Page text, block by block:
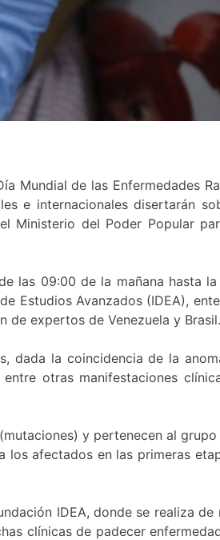
Mundial de las Enfermedades
e internacionales disertarán
Ministerio del Poder Popular
las 09:00 de la mañana hasta
Estudios Avanzados (IDEA),
de expertos de Venezuela y Brasil.
dada la coincidencia de la
otras manifestaciones
y pertenecen al
afectados en las primeras
IDEA, donde se realiza
clínicas de padecer